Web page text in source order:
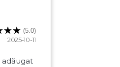
(5.0)
2025-10-11
adăugat